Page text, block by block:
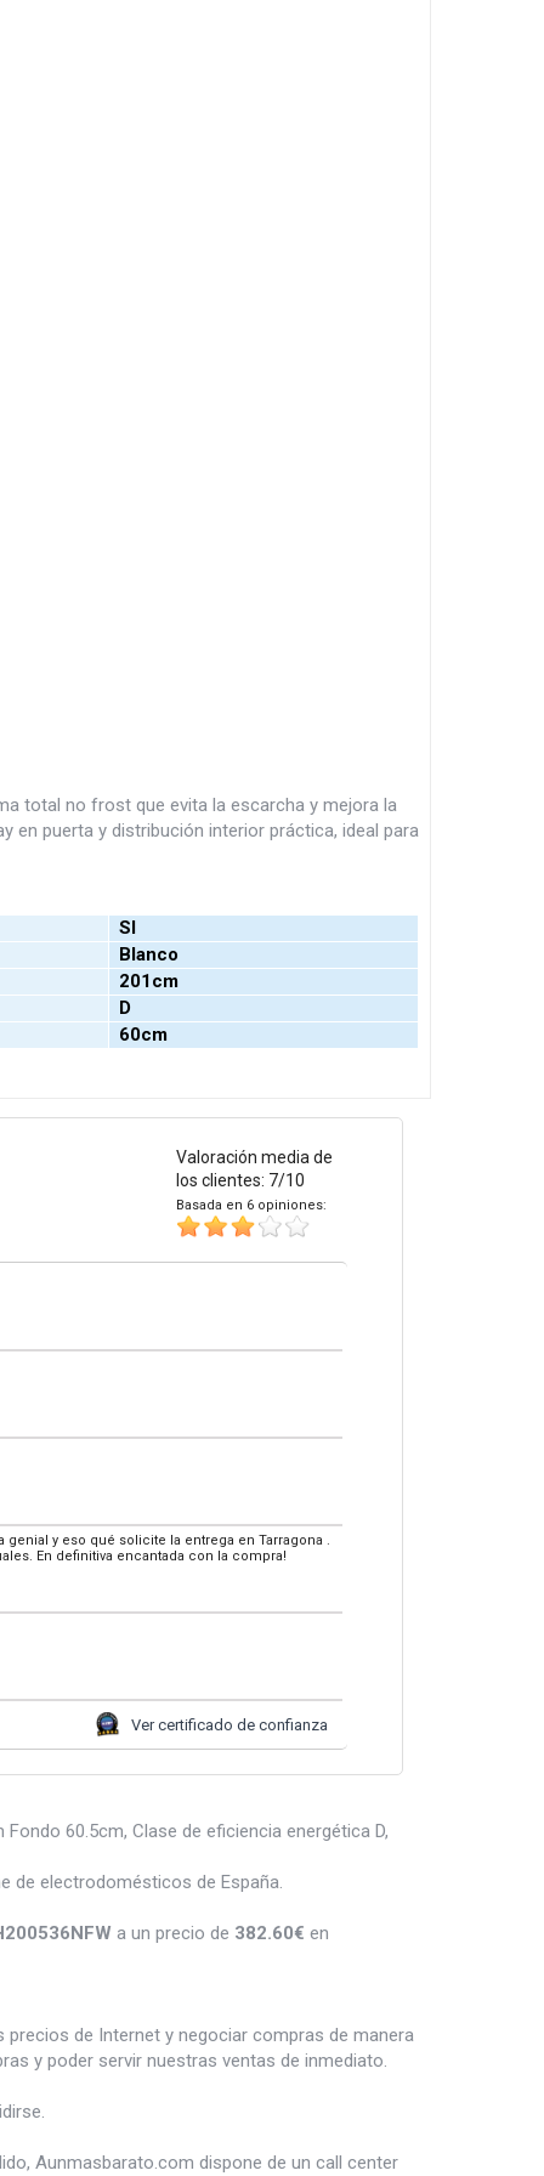
total no frost que evita la escarcha y mejora la
en puerta y distribución interior práctica, ideal para
SI
Blanco
201cm
D
60cm
Valoración media de
los clientes: 7/10
Basada en 6 opiniones:
y eso qué solicite la entrega en Tarragona .
En definitiva encantada con la compra!
Ver certificado de confianza
60.5cm, Clase de eficiencia energética D,
de electrodomésticos de España.
a un precio de 382.60€ en
de Internet y negociar compras de manera
y poder servir nuestras ventas de inmediato.
Aunmasbarato.com dispone de un call center